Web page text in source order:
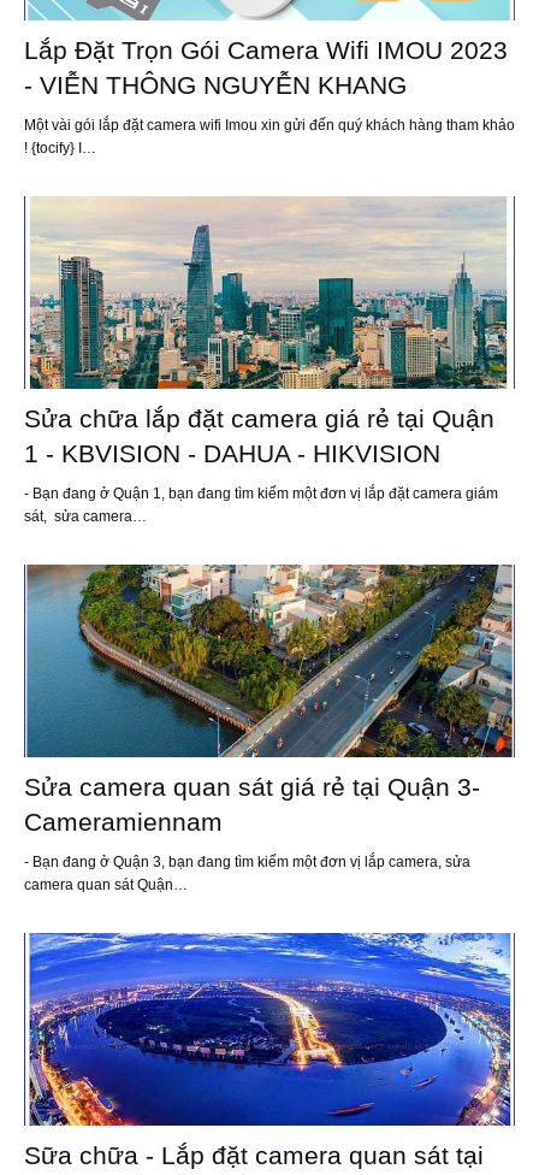
Lắp Đặt Trọn Gói Camera Wifi IMOU 2023
- VIỄN THÔNG NGUYỄN KHANG
Một vài gói lắp đặt camera wifi Imou xin gửi đến quý khách hàng tham khảo
! {tocify} I…
Sửa chữa lắp đặt camera giá rẻ tại Quận
1 - KBVISION - DAHUA - HIKVISION
- Bạn đang ở Quận 1, bạn đang tìm kiếm một đơn vị lắp đặt camera giám
sát, sửa camera…
Sửa camera quan sát giá rẻ tại Quận 3-
Cameramiennam
- Bạn đang ở Quận 3, bạn đang tìm kiếm một đơn vị lắp camera, sửa
camera quan sát Quận…
Sữa chữa - Lắp đặt camera quan sát tại